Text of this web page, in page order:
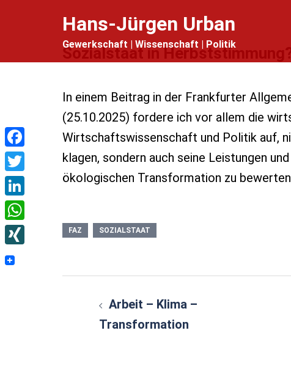
Hans-Jürgen Urban
Gewerkschaft | Wissenschaft | Politik
Sozialstaat in
In einem Beitrag in der Frankfurter
(25.10.2025) fordere ich vor allem die
Wirtschaftswissenschaft und Politik auf,
klagen, sondern auch seine Leistungen
ökologischen Transformation zu
FAZ SOZIALSTAAT
Beitragsnavigation
Arbeit – Klima –
Transformation
Facebook
Twitter
LinkedIn
WhatsApp
XING